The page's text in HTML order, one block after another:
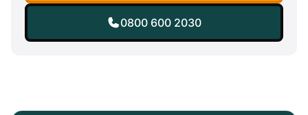
0800 600 2030